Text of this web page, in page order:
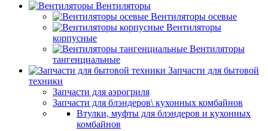
Вентиляторы
Вентиляторы осевые
Вентиляторы
корпусные
Вентиляторы
тангенциальные
Запчасти для бытовой
техники
Запчасти для аэрогриля
Запчасти для блэндеров\ кухонных комбайнов
Втулки, муфты для блэндеров и кухонных
комбайнов